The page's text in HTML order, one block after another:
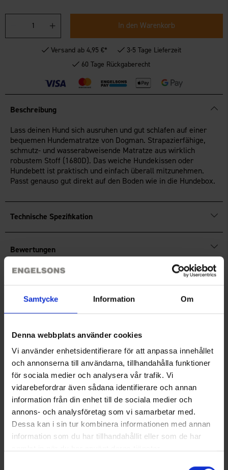
Samtycke Information Om
Denna webbplats använder cookies
Vi använder enhetsidentifierare för att anpassa innehållet
och annonserna till användarna, tillhandahålla funktioner
för sociala medier och analysera vår trafik. Vi
vidarebefordrar även sådana identifierare och annan
information från din enhet till de sociala medier och
annons- och analysföretag som vi samarbetar med.
Dessa kan i sin tur kombinera informationen med annan
information som du har tillhandahållit eller som de har
In den Warenkorb
Versand ab 4,95 €*
3-5 Tage Lieferzeit
60 Tage Rückgaberecht
Beschreibung
Lass deinen Hund sich ausruhen und gut schlafen auf einer
bequemen Hundematratze von Dogman. Strapazierfähige,
schmutz- und wasserabweisende Matratze aus wirklich
robustem Stoff (1680D). Das weiche Hundekissen oder
Hundebett ist praktisch und einfach überall mitzunehmen.
Passt genauso gut direkt auf den Boden wie in die Hundebox.
Technische Spezifikation
Bewertungen
Sie benötigen vielleicht auch
Dogman Lieblingssnack 750 g
Ab3,95 €
Dogman Leckerlietasche Sara
Schwarz
12 €